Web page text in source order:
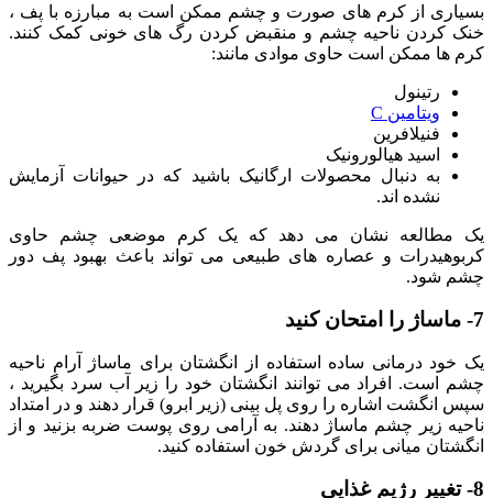
بسیاری از کرم های صورت و چشم ممکن است به مبارزه با پف ،
خنک کردن ناحیه چشم و منقبض کردن رگ های خونی کمک کنند.
کرم ها ممکن است حاوی موادی مانند:
رتینول
ویتامین C
فنیلافرین
اسید هیالورونیک
به دنبال محصولات ارگانیک باشید که در حیوانات آزمایش
نشده اند.
یک مطالعه نشان می دهد که یک کرم موضعی چشم حاوی
کربوهیدرات و عصاره های طبیعی می تواند باعث بهبود پف دور
چشم شود.
7- ماساژ را امتحان کنید
یک خود درمانی ساده استفاده از انگشتان برای ماساژ آرام ناحیه
چشم است. افراد می توانند انگشتان خود را زیر آب سرد بگیرید ،
سپس انگشت اشاره را روی پل بینی (زیر ابرو) قرار دهند و در امتداد
ناحیه زیر چشم ماساژ دهند. به آرامی روی پوست ضربه بزنید و از
انگشتان میانی برای گردش خون استفاده کنید.
8- تغییر رژیم غذایی